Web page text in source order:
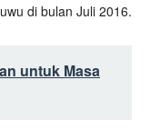
di bulan Juli 2016.
untuk Masa